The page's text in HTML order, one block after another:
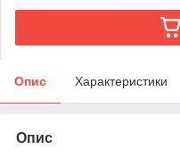
Опис Характеристики
Опис